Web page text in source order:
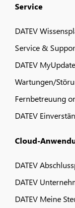
Service
DATEV
Service &
DATEV
Wartungen/
Fernbetreuung
DATEV
Cloud-
DATEV
DATEV
DATEV Meine